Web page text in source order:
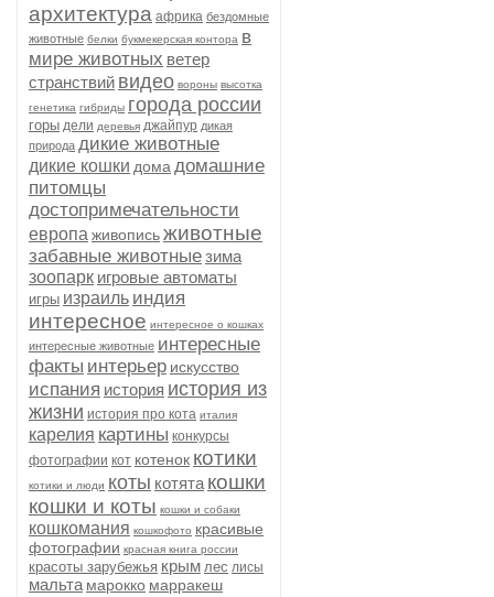
архитектура африка бездомные
животные белки букмекерская контора в
мире животных ветер
странствий видео вороны высотка
генетика гибриды города россии
горы дели деревья джайпур дикая
природа дикие животные
дикие кошки дома домашние
питомцы
достопримечательности
европа живописьживотные
забавные животныезима
зоопарк игровые автоматы
игры израиль индия
интересное интересное о кошках
интересные животные интересные
факты интерьер искусство
испания история история из
жизни история про кота италия
карелия картины конкурсы
фотографии кот котенок котики
котики и люди коты котята кошки
кошки и коты кошки и собаки
кошкомания кошкофото красивые
фотографии красная книга россии
красоты зарубежья крым лес лисы
мальта марокко марракеш